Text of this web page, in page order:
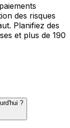
des risques
Planifiez des
et plus de 190
?